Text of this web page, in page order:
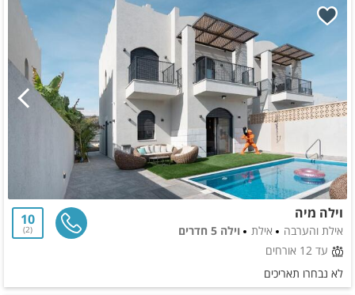
וילה מיה
אילת והערבה אילת
וילה 5 חדרים
עד 12 אורחים
10
2
לא נבחרו תאריכים